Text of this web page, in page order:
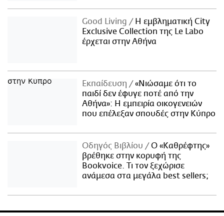
Good Living
Η εμβληματική City
Exclusive Collection της Le Labo
έρχεται στην Αθήνα
Εκπαίδευση
«Νιώσαμε ότι το
παιδί δεν έφυγε ποτέ από την
Αθήνα»: Η εμπειρία οικογενειών
που επέλεξαν σπουδές στην Κύπρο
Οδηγός Βιβλίου
Ο «Καθρέφτης»
βρέθηκε στην κορυφή της
Bookvoice. Τι τον ξεχώρισε
ανάμεσα στα μεγάλα best sellers;